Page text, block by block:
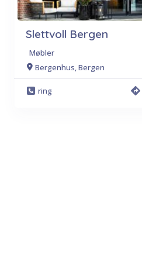
Slettvoll Bergen
Møbler
Bergenhus, Bergen
ring